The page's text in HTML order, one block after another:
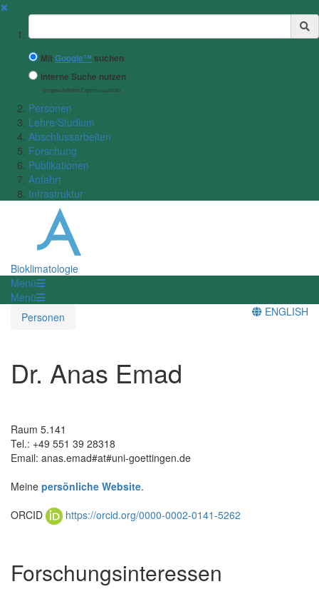
✖
Suchbegriff
MitGoogle™ suchen
Interne Suche nutzen
(eingeschränkte Ergebnisqualität)
Personen
Lehre/Studium
Abschlussarbeiten
Forschung
Publikationen
Anfahrt
Infrastruktur
Bioklimatologie
Menü
Menü
Personen
ENGLISH
Dr. Anas Emad
Raum 5.141
Tel.: +49 551 39 28318
Email: anas.emad#at#uni-goettingen.de
Meine persönliche Website.
ORCID
https://orcid.org/0000-0002-0141-5262
Forschungsinteressen